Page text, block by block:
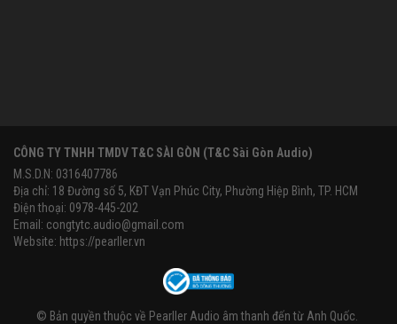
CÔNG TY TNHH TMDV T&C SÀI GÒN (T&C Sài Gòn Audio)
M.S.D.N: 0316407786
Địa chỉ: 18 Đường số 5, KĐT Vạn Phúc City, Phường Hiệp Bình, TP. HCM
Điện thoại: 0978-445-202
Email: congtytc.audio@gmail.com
Website: https://pearller.vn
© Bản quyền thuộc về Pearller Audio âm thanh đến từ Anh Quốc